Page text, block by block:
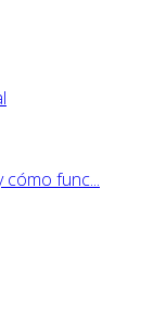
cómo func...